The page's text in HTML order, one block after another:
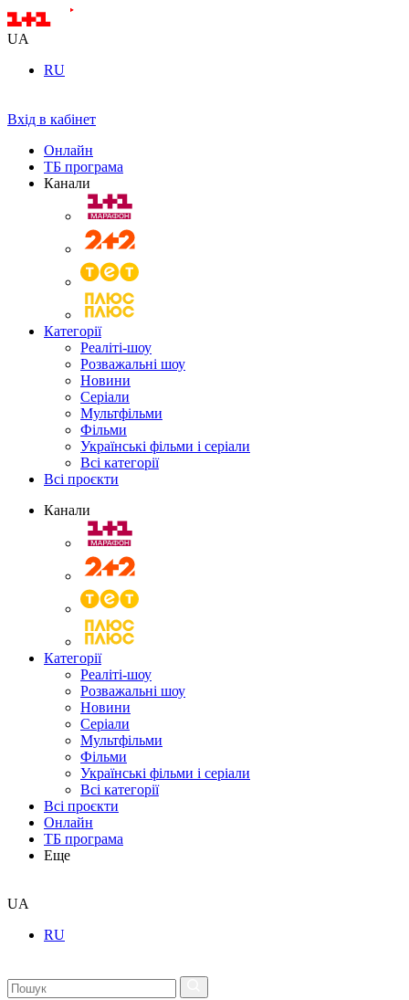
UA
RU
Вхід в кабінет
Онлайн
ТБ програма
Канали
Категорії
Реаліті-шоу
Розважальні шоу
Новини
Серіали
Мультфільми
Фільми
Українські фільми і серіали
Всі категорії
Всі проєкти
Канали
Категорії
Реаліті-шоу
Розважальні шоу
Новини
Серіали
Мультфільми
Фільми
Українські фільми і серіали
Всі категорії
Всі проєкти
Онлайн
ТБ програма
Еще
UA
RU